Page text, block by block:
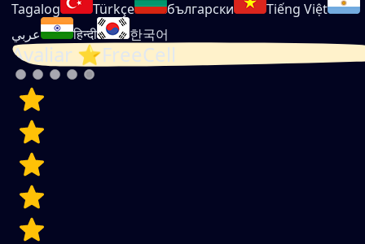
Tagalog
Türkçe български
Tiếng Việt
عربي
हिन्दी 한국어
Avaliar ⭐FreeCell